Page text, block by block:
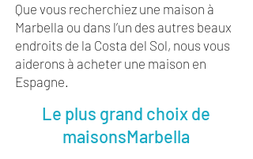
Que vous recherchiez une maison à
Marbella ou dans l’un des autres beaux
endroits de la Costa del Sol, nous vous
aiderons à acheter une maison en
Espagne.
Le plus grand choix de
maisonsMarbella